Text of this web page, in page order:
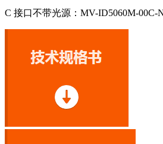
C 接口不带光源：MV-ID5060M-00C-